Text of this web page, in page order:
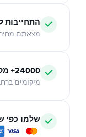
התחייבות
מצאתם מחיר
24000+ מקומות איסוף
מיקומים
שלמו כפי